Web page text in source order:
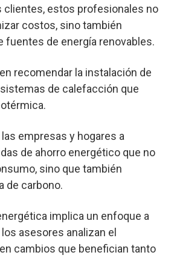
clientes, estos profesionales no
costos, sino también
fuentes de energía renovables.
recomendar la instalación de
de calefacción que
empresas y hogares a
de ahorro energético que no
sino que también
de carbono.
implica un enfoque a
asesores analizan el
cambios que benefician tanto